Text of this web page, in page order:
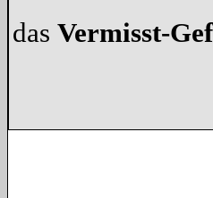
das Vermisst-